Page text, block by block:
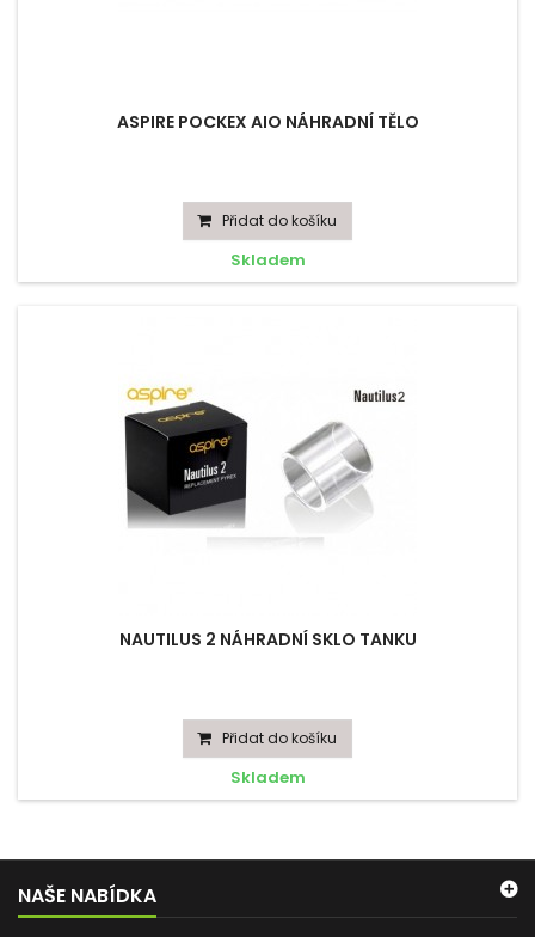
ASPIRE POCKEX AIO NÁHRADNÍ TĚLO
Přidat do košíku
Skladem
NAUTILUS 2 NÁHRADNÍ SKLO TANKU
Přidat do košíku
Skladem
NAŠE NABÍDKA